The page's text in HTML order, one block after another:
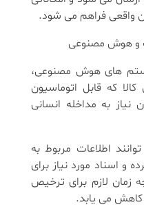
واقعی فراهم می ‌شود.
و هوش مصنوعی
های هوش مصنوعی،
که قابل اتوماسیون
به مداخله انسانی
اطلاعات مربوط به
و اسناد مورد نیاز برای
زمان لازم برای ترخیص
کاهش می ‌یابد.